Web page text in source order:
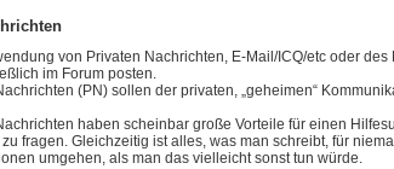
von Privaten Nachrichten, E-Mail/ICQ/etc oder
im Forum posten.
(PN) sollen der privaten, „geheimen“
haben scheinbar große Vorteile für einen
fragen. Gleichzeitig ist alles, was man schreibt, für
umgehen, als man das vielleicht sonst tun würde.